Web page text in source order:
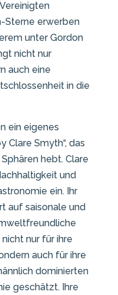
Sterne erwerben
unter Gordon
nicht nur
auch eine
in die
ein eigenes
Clare Smyth“, das
hebt. Clare
und
ein. Ihr
auf saisonale und
nur für ihre
auch für ihre
dominierten
geschätzt. Ihre